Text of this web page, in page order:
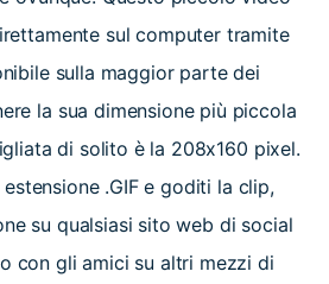
sul computer tramite
sulla maggior parte dei
la sua dimensione più piccola
di solito è la 208x160 pixel.
.GIF e goditi la clip,
su qualsiasi sito web di social
con gli amici su altri mezzi di